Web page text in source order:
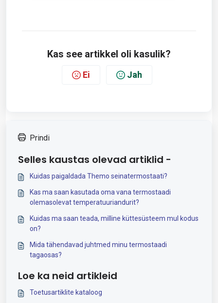
Kas see artikkel oli kasulik?
Ei Jah
Prindi
Selles kaustas olevad artiklid -
Kuidas paigaldada Themo seinatermostaati?
Kas ma saan kasutada oma vana termostaadi
olemasolevat temperatuuriandurit?
Kuidas ma saan teada, milline küttesüsteem mul kodus
on?
Mida tähendavad juhtmed minu termostaadi
tagaosas?
Loe ka neid artikleid
Toetusartiklite kataloog